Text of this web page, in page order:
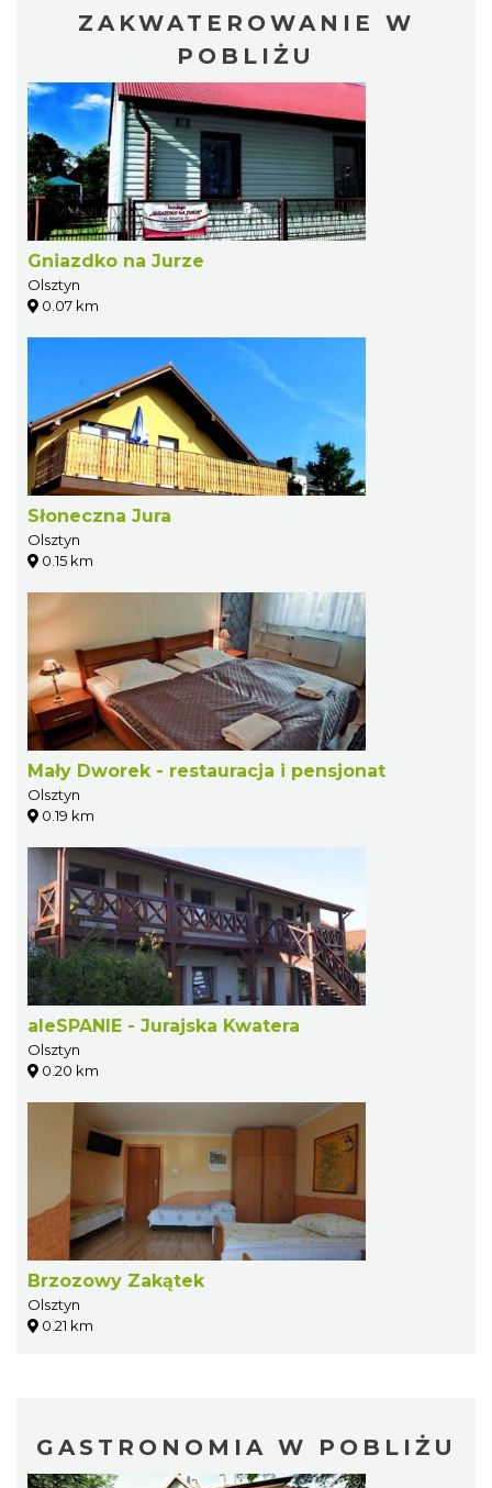
ZAKWATEROWANIE W
POBLIŻU
Gniazdko na Jurze
Olsztyn
0.07 km
Słoneczna Jura
Olsztyn
0.15 km
Mały Dworek - restauracja i pensjonat
Olsztyn
0.19 km
aleSPANIE - Jurajska Kwatera
Olsztyn
0.20 km
Brzozowy Zakątek
Olsztyn
0.21 km
GASTRONOMIA W POBLIŻU